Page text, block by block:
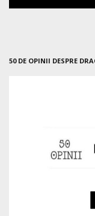
50 DE OPINII DESPRE